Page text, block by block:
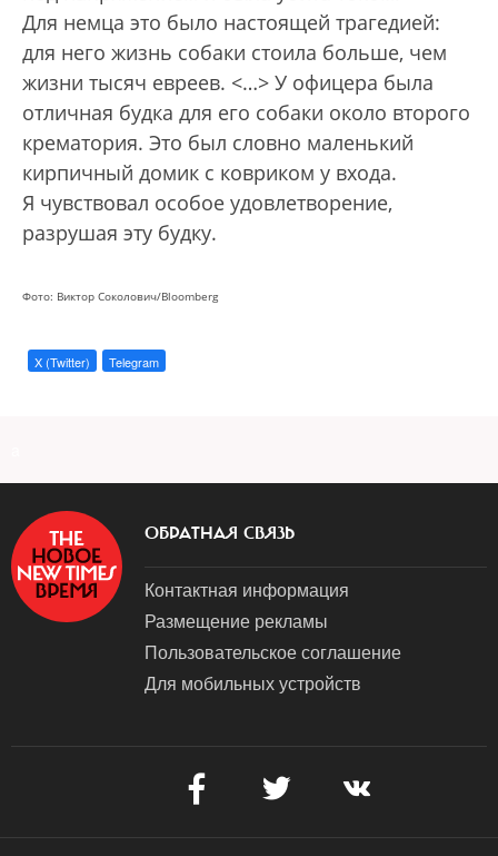
Для немца это было настоящей трагедией:
для него жизнь собаки стоила больше, чем
жизни тысяч евреев. <…> У офицера была
отличная будка для его собаки около второго
крематория. Это был словно маленький
кирпичный домик с ковриком у входа.
Я чувствовал особое удовлетворение,
разрушая эту будку.
Фото: Виктор Соколович/Bloomberg
X (Twitter) Telegram
ОБРАТНАЯ СВЯЗЬ
Контактная информация
Размещение рекламы
Пользовательское соглашение
Для мобильных устройств